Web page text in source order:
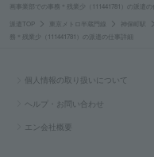
画事業部での事務＊残業少（111441781）の派遣の
派遣TOP 東京メトロ半蔵門線 神保町駅
務＊残業少（111441781）の派遣の仕事詳細
個人情報の取り扱いについて
ヘルプ・お問い合わせ
エン会社概要